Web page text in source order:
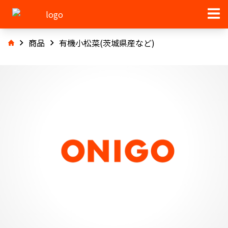
商品 有機小松菜(茨城県産など)